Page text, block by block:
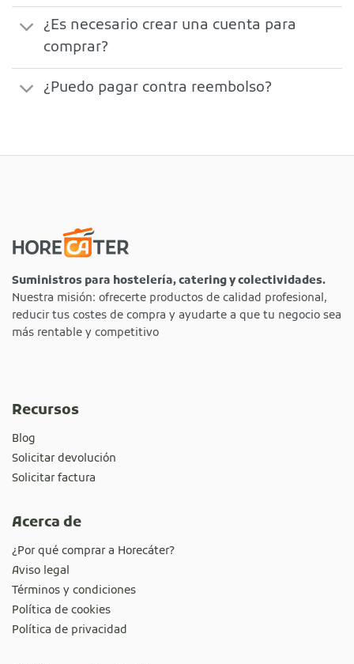
¿Es necesario crear una cuenta para
comprar?
¿Puedo pagar contra reembolso?
Suministros para hostelería, catering y colectividades.
Nuestra misión: ofrecerte productos de calidad profesional,
reducir tus costes de compra y ayudarte a que tu negocio sea
más rentable y competitivo
Recursos
Blog
Solicitar devolución
Solicitar factura
Acerca de
¿Por qué comprar a Horecáter?
Aviso legal
Términos y condiciones
Política de cookies
Política de privacidad